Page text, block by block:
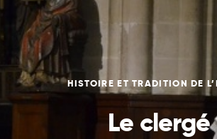
HISTOIRE ET TRADITION DE
Le clergé